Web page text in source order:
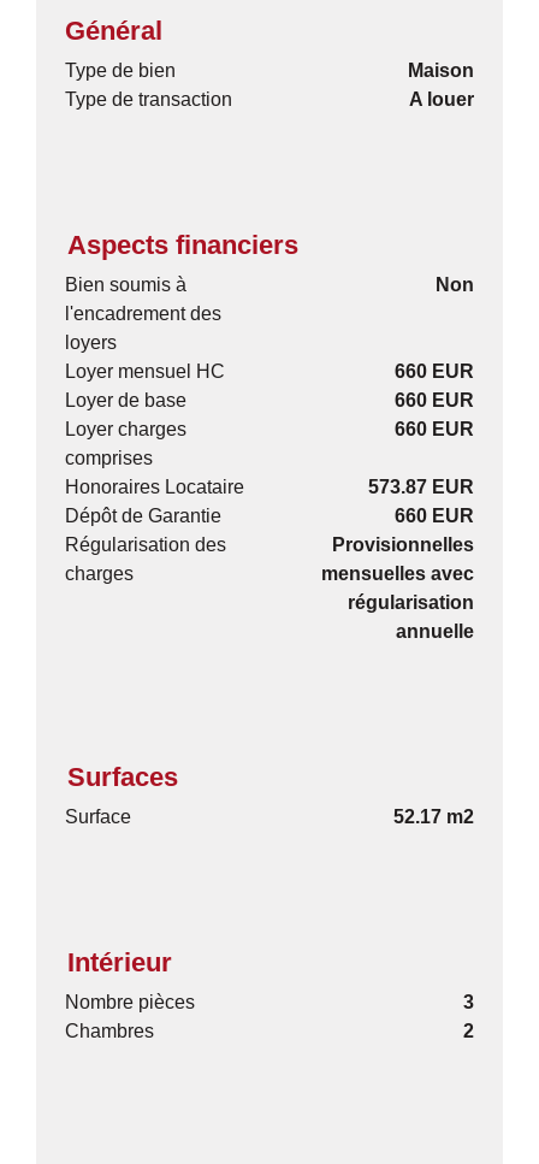
Général
Type de bien
Maison
Type de transaction
A louer
Aspects financiers
Bien soumis à
l'encadrement des
loyers
Non
Loyer mensuel HC
660 EUR
Loyer de base
660 EUR
Loyer charges
comprises
660 EUR
Honoraires Locataire
573.87 EUR
Dépôt de Garantie
660 EUR
Régularisation des
charges
Provisionnelles
mensuelles avec
régularisation
annuelle
Surfaces
Surface 52.17 m2
Intérieur
Nombre pièces
3
Chambres
2